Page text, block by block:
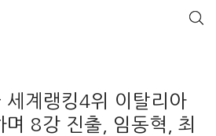
계랭킹4위 이탈리아
8강 진출, 임동혁, 최